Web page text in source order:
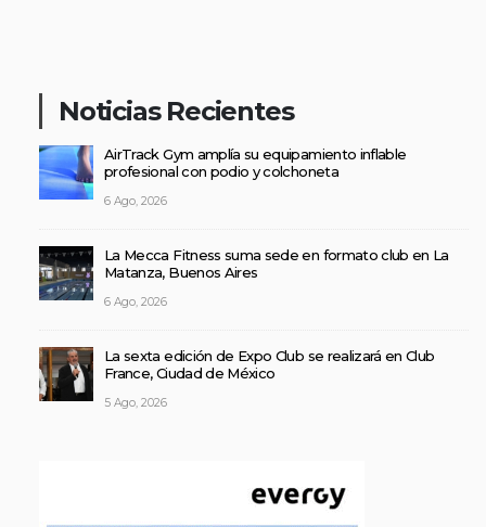
Noticias Recientes
AirTrack Gym amplía su equipamiento inflable
profesional con podio y colchoneta
6 Ago, 2026
La Mecca Fitness suma sede en formato club en La
Matanza, Buenos Aires
6 Ago, 2026
La sexta edición de Expo Club se realizará en Club
France, Ciudad de México
5 Ago, 2026